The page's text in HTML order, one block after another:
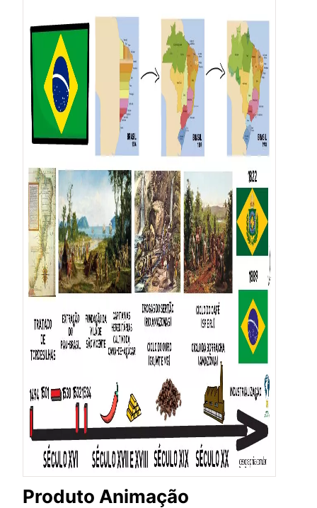
Produto Animação